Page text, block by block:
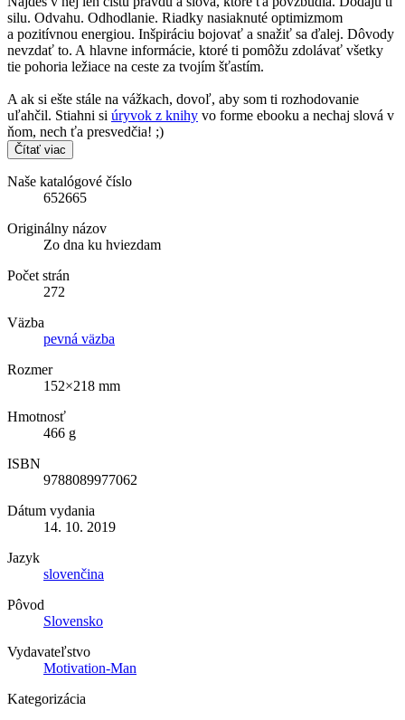
silu. Odvahu. Odhodlanie. Riadky nasiaknuté optimizmom
a pozitívnou energiou. Inšpiráciu bojovať a snažiť sa ďalej. Dôvody
nevzdať to. A hlavne informácie, ktoré ti pomôžu zdolávať všetky
tie pohoria ležiace na ceste za tvojím šťastím.
A ak si ešte stále na vážkach, dovoľ, aby som ti rozhodovanie
uľahčil. Stiahni si úryvok z knihy vo forme ebooku a nechaj slová v
ňom, nech ťa presvedčia! ;)
Čítať viac
Naše katalógové číslo
652665
Originálny názov
Zo dna ku hviezdam
Počet strán
272
Väzba
pevná väzba
Rozmer
152×218 mm
Hmotnosť
466 g
ISBN
9788089977062
Dátum vydania
14. 10. 2019
Jazyk
slovenčina
Pôvod
Slovensko
Vydavateľstvo
Motivation-Man
Kategorizácia